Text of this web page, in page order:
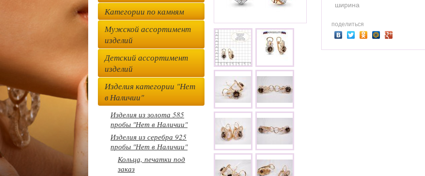
ширина
поделиться
Категории по камням
Мужской ассортимент
изделий
Детский ассортимент
изделий
Изделия категории "Нет
в Наличии"
Изделия из золота 585
пробы "Нет в Наличии"
Изделия из серебра 925
пробы "Нет в Наличии"
Кольца, печатки под
заказ